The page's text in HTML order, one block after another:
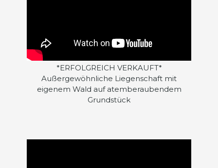
*ERFOLGREICH VERKAUFT*
Außergewöhnliche Liegenschaft mit
eigenem Wald auf atemberaubendem
Grundstück